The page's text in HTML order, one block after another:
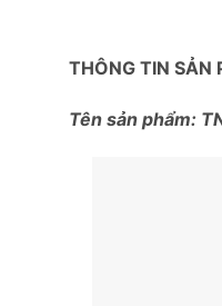
THÔNG TIN SẢN
Tên sản phẩm: